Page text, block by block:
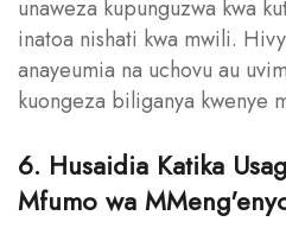
unaweza kupunguzwa kwa
inatoa nishati kwa mwili.
anayeumia na uchovu au
kuongeza biliganya kwenye
6. Husaidia Katika
Mfumo wa